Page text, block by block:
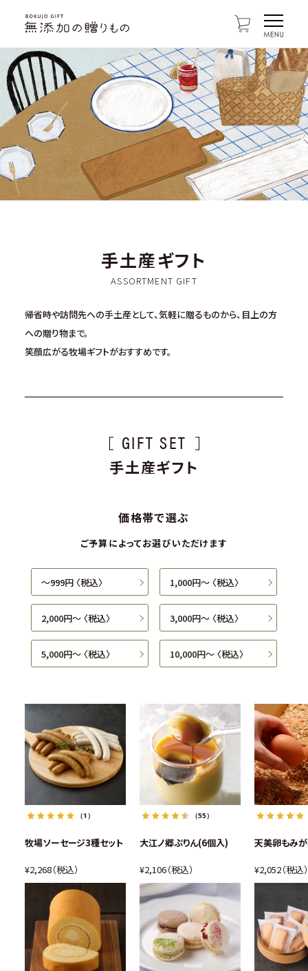
手土産ギフト
ASSORTMENT GIFT
帰省時や訪問先への手土産として、気軽に贈るものから、目上の方
への贈り物まで。
笑顔広がる牧場ギフトがおすすめです。
GIFT SET
手土産ギフト
価格帯で選ぶ
ご予算によってお選びいただけます
〜999円 〈税込〉 1,000円〜 〈税込〉
2,000円〜 〈税込〉 3,000円〜 〈税込〉
5,000円〜 〈税込〉 10,000円〜 〈税込〉
（1）
牧場ソーセージ3種セット
¥2,268 税込
（55）
大江ノ郷ぷりん(6個入)
¥2,106 税込
天美卵もみ
¥2,052 税込